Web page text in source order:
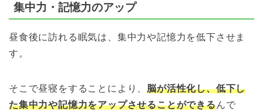
集中力・記憶力のアップ
昼食後に訪れる眠気は、集中力や記憶力を低下させま
す。
そこで昼寝をすることにより、脳が活性化し、低下し
た集中力や記憶力をアップさせることができるんで